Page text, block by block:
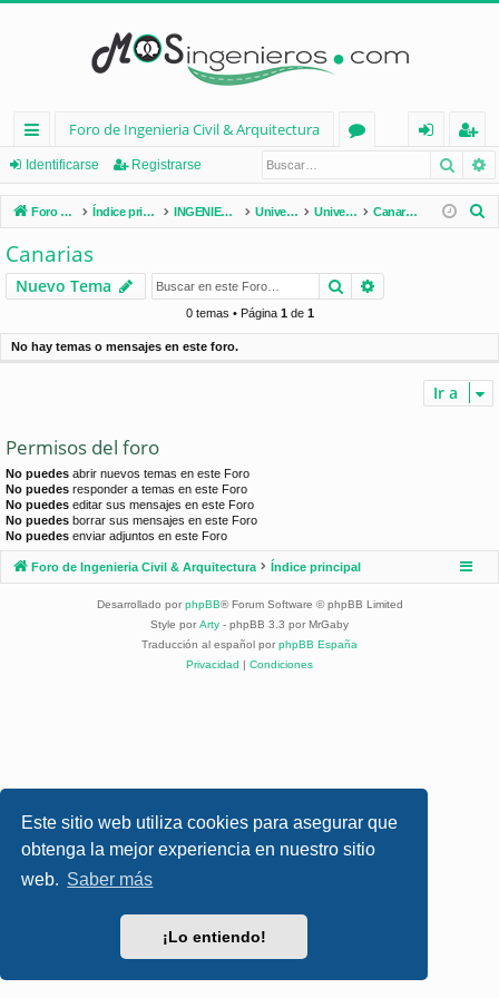
Este sitio web utiliza cookies para asegurar que
obtenga la mejor experiencia en nuestro sitio
web. Saber más
¡Lo entiendo!
nl
ac
es
rá
pi
d
Foro de Ingenieria Civil & Arquitectura
os
nt
ifi
e
eg
ist
ra
Identificarse Registrarse
Foro de Ingenieria Civil & Arquitectura Índice principal INGENIERÍA CIVIL (España) Universidades de España Universidades por Comunidades Canarias
r
Canarias
Nuevo Tema Buscar
0 temas • Página 1de 1
No hay temas o mensajes en este foro.
Ir a
Permisos del foro
No puedes abrir nuevos temas en este Foro
No puedes responder a temas en este Foro
No puedes editar sus mensajes en este Foro
No puedes borrar sus mensajes en este Foro
No puedes enviar adjuntos en este Foro
Foro de Ingenieria Civil & Arquitectura Índice principal
Desarrollado por phpBB® Forum Software © phpBB Limited
Style por Arty - phpBB 3.3 por MrGaby
Traducción al español por phpBB España
Privacidad | Condiciones